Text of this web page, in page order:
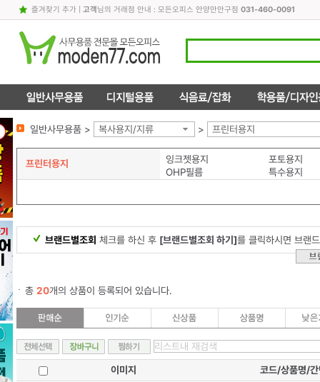
즐겨찾기 추가| 고객님의 거래점 안내 : 모든오피스 안양만안구점 031-460-0091
일반사무용품 > 복사용지/지류 > 프린터용지
프린터용지 잉크젯용지
포토용지
OHP필름
특수용지
브랜드별조회 체크를 하신 후 [브랜드별조회 하기]를 클릭하시면 브랜
총 20개의 상품이 등록되어 있습니다.
이미지 코드/상품명/간